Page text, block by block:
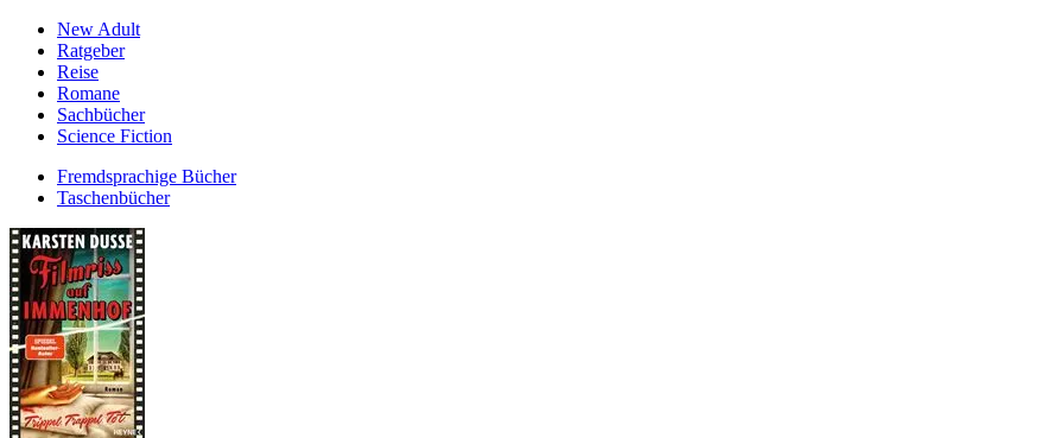
New Adult
Ratgeber
Reise
Romane
Sachbücher
Science Fiction
Fremdsprachige Bücher
Taschenbücher